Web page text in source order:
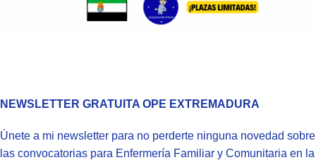
NEWSLETTER GRATUITA OPE EXTREMADURA
Únete a mi newsletter para no perderte ninguna novedad sobre
las convocatorias para Enfermería Familiar y Comunitaria en la